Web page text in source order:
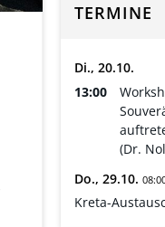
TERMINE
Di., 20.10.
13:00
(Dr.
Do., 29.10.
Kreta-